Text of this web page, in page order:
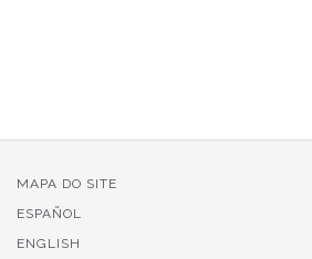
MAPA DO SITE
ESPAÑOL
ENGLISH